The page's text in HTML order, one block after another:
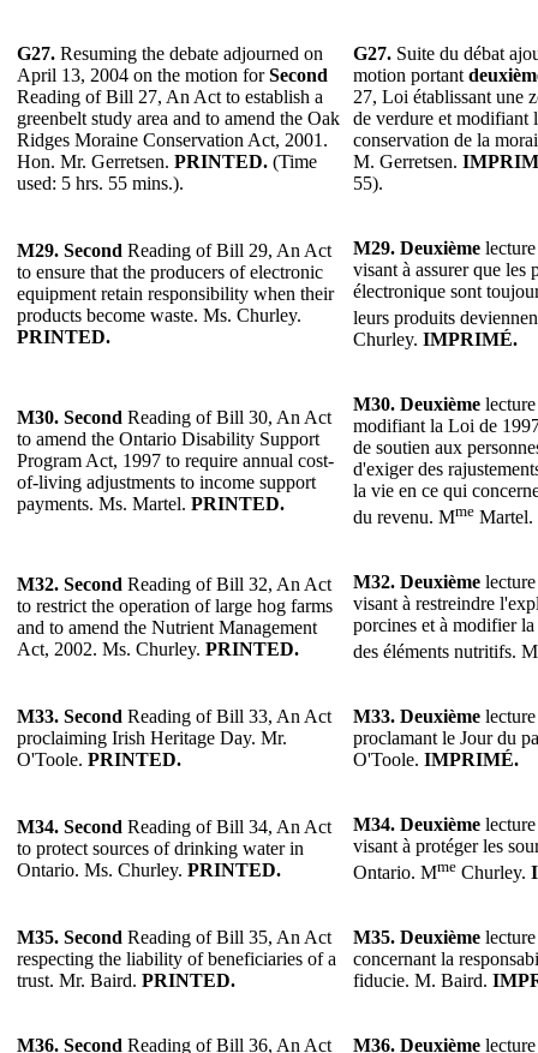
G27. Resuming the debate adjourned on
April 13, 2004 on the motion forSecond
Reading of Bill 27, An Act to establish a
greenbelt study area and to amend the Oak
Ridges Moraine Conservation Act, 2001.
Hon. Mr. Gerretsen. PRINTED. (Time
used: 5 hrs. 55 mins.).
G27. Suite du débat
motion portant
27, Loi établissant une
de verdure et modifiant
conservation de la
M. Gerretsen.
55).
M29. Second Reading of Bill 29, An Act
to ensure that the producers of electronic
equipment retain responsibility when their
products become waste. Ms. Churley.
PRINTED.
M29. Deuxième
visant à assurer que les
électronique sont
leurs produits
Churley. IMPRIMÉ.
M30. Second Reading of Bill 30, An Act
to amend the Ontario Disability Support
Program Act, 1997 to require annual cost-
of-living adjustments to income support
payments. Ms. Martel. PRINTED.
M30. Deuxième
modifiant la Loi de
de soutien aux
d'exiger des
la vie en ce qui
du revenu. Mme Martel.
M32. Second Reading of Bill 32, An Act
to restrict the operation of large hog farms
and to amend the Nutrient Management
Act, 2002. Ms. Churley. PRINTED.
M32. Deuxième
visant à restreindre
porcines et à modifier
des éléments nutritifs. M
M33. Second Reading of Bill 33, An Act
proclaiming Irish Heritage Day. Mr.
O'Toole. PRINTED.
M33. Deuxième
proclamant le Jour du
O'Toole. IMPRIMÉ.
M34. Second Reading of Bill 34, An Act
to protect sources of drinking water in
Ontario. Ms. Churley. PRINTED.
M34. Deuxième
visant à protéger les
Ontario. Mme Churley.
M35. Second Reading of Bill 35, An Act
respecting the liability of beneficiaries of a
trust. Mr. Baird. PRINTED.
M35. Deuxième
concernant la
fiducie. M. Baird.
M36. Second Reading of Bill 36, An Act M36. Deuxième